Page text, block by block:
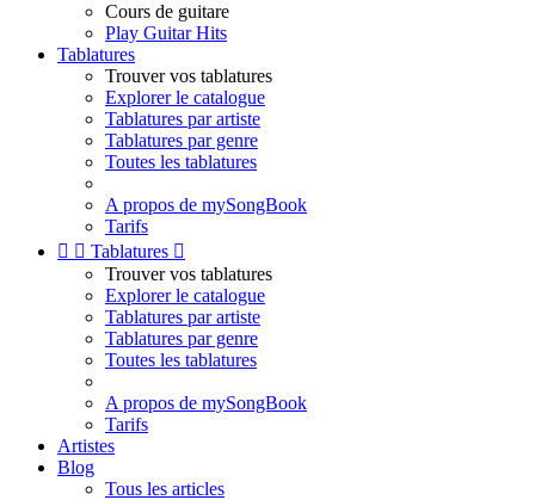
Cours de guitare
Play Guitar Hits
Tablatures
Trouver vos tablatures
Explorer le catalogue
Tablatures par artiste
Tablatures par genre
Toutes les tablatures
A propos de mySongBook
Tarifs
  Tablatures 
Trouver vos tablatures
Explorer le catalogue
Tablatures par artiste
Tablatures par genre
Toutes les tablatures
A propos de mySongBook
Tarifs
Artistes
Blog
Tous les articles